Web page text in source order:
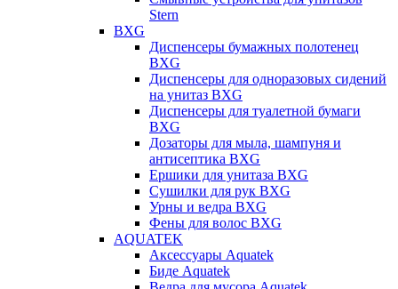
Stern
BXG
Диспенсеры бумажных полотенец
BXG
Диспенсеры для одноразовых сидений
на унитаз BXG
Диспенсеры для туалетной бумаги
BXG
Дозаторы для мыла, шампуня и
антисептика BXG
Ершики для унитаза BXG
Сушилки для рук BXG
Урны и ведра BXG
Фены для волос BXG
AQUATEK
Аксессуары Aquatek
Биде Aquatek